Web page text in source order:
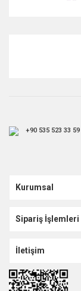
+90 535 523 33 59
Kurumsal
Sipariş İşlemleri
İletişim